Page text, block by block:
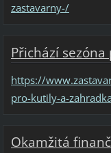
zastavarny-/
Přichází
https://
pro-kutily-a-
Okamžitá